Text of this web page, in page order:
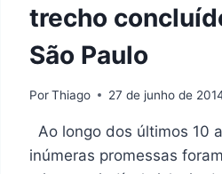
trecho
São Paulo
Por Thiago 27 de junho de
Ao longo dos últimos 10
inúmeras promessas